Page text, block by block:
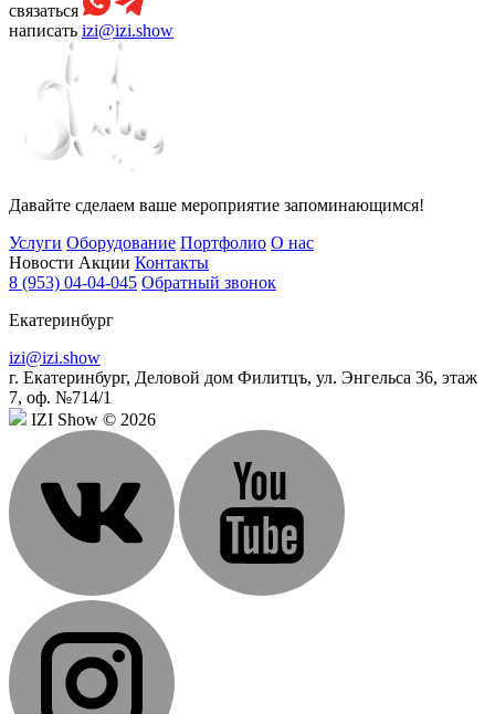
связаться
написать izi@izi.show
Давайте сделаем ваше мероприятие запоминающимся!
Услуги Оборудование Портфолио О нас
Новости Акции Контакты
8 (953) 04-04-045 Обратный звонок
Екатеринбург
izi@izi.show
г. Екатеринбург, Деловой дом Филитцъ, ул. Энгельса 36, этаж
7, оф. №714/1
IZI Show © 2026